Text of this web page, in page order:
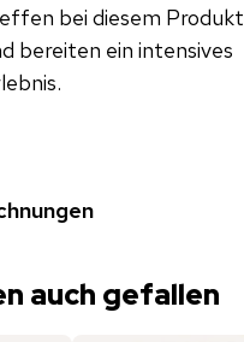
bei diesem Produkt
bereiten ein intensives
auch gefallen